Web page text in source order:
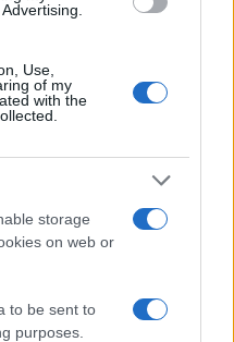
Use,
of my
with the
storage
on web or
to be sent to
purposes.
contatti con
esteri che
locale e mantiene